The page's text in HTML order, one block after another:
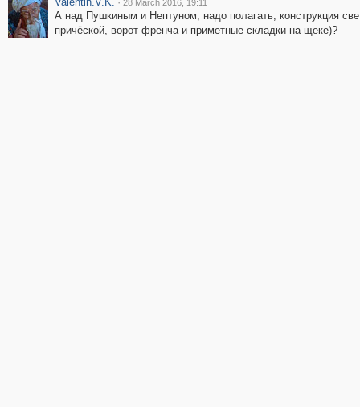
28 March 2016, 19:11
А над Пушкиным и Нептуном, надо полагать, конструкция
причёской, ворот френча и приметные складки на щеке)?